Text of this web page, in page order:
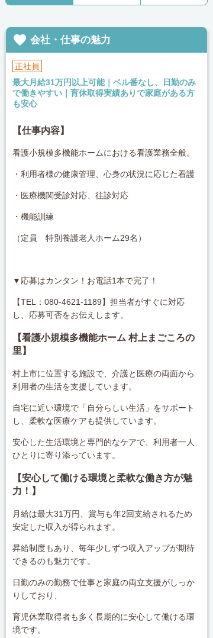
 会社・仕事の魅力
正社員
最大月給31万円以上可能｜ベル番なし、日勤のみ
で働きやすい｜育休取得実績ありで家庭がある方
も安心
【仕事内容】
看護小規模多機能ホームにおける看護業務全般。
・利用者様の健康管理、心身の状況に応じた看護
・医療機関受診対応、往診対応
・機能訓練
（定員 特別養護老人ホーム29名）
▼応募はカンタン！お電話1本で完了！
【TEL：080-4621-1189】担当者がすぐに対応
し、応募可否をお伝えします。
【看護小規模多機能ホーム 村上まごころの
里】
村上市に位置する施設で、介護と医療の両面から
利用者の生活を支援しています。
自宅に近い環境で「自分らしい生活」をサポート
し、柔軟な医療ケアも提供しています。
安心した生活環境と専門的なケアで、利用者一人
ひとりに寄り添っています。
【安心して働ける環境と柔軟な働き方が魅
力！】
月給は最大31万円、賞与も年2回支給されるため
安定した収入が得られます。
昇給制度もあり、毎年少しずつ収入アップが期待
できるのも魅力です。
日勤のみの勤務で仕事と家庭の両立支援がしっか
りしており、
育児休業取得者も多く長期的に安心して働ける環
境です。